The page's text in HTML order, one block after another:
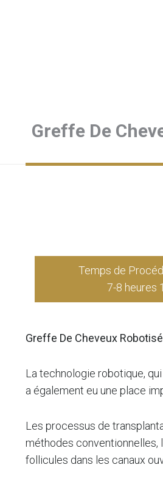
Greffe De
Temps de
7-8 heures
Greffe De Cheveux
La technologie robotique,
a également eu une place
Les processus de
méthodes conventionnelles,
follicules dans les canaux